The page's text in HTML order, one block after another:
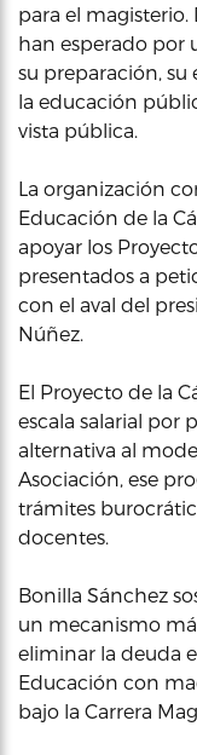
para el magisterio.
han esperado por
su preparación,
la educación
vista pública.
La organización
Educación de la
apoyar los
presentados a
con el aval del
Núñez.
El Proyecto de la
escala salarial por
alternativa al
Asociación, ese
trámites
docentes.
Bonilla Sánchez
un mecanismo
eliminar la deuda
Educación con
bajo la Carrera